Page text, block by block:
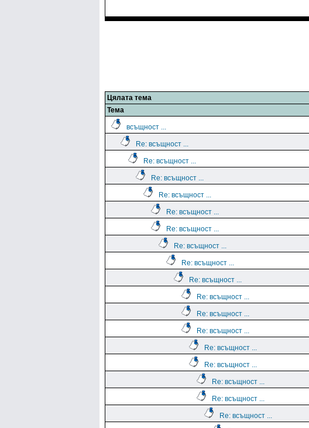
Цялата тема
Тема
всъщност ...
Re: всъщност ...
Re: всъщност ...
Re: всъщност ...
Re: всъщност ...
Re: всъщност ...
Re: всъщност ...
Re: всъщност ...
Re: всъщност ...
Re: всъщност ...
Re: всъщност ...
Re: всъщност ...
Re: всъщност ...
Re: всъщност ...
Re: всъщност ...
Re: всъщност ...
Re: всъщност ...
Re: всъщност ...